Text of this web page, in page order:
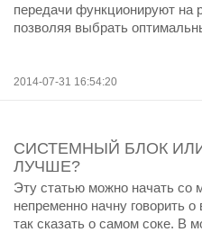
передачи функционируют на
позволяя выбрать
2014-07-31 16:54:20
СИСТЕМНЫЙ БЛОК
ЛУЧШЕ?
Эту статью можно начать со
непременно начну говорить
так сказать о самом соке. В